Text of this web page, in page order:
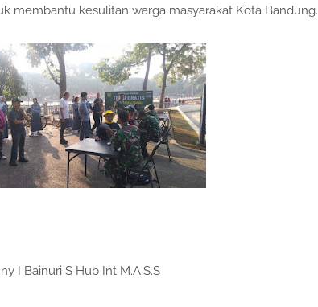
membantu kesulitan warga masyarakat Kota Bandung.
I Bainuri S Hub Int M.A.S.S